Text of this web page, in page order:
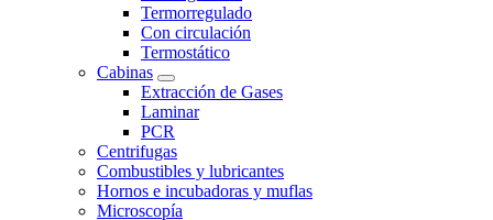
Termorregulado
Con circulación
Termostático
Cabinas
Extracción de Gases
Laminar
PCR
Centrifugas
Combustibles y lubricantes
Hornos e incubadoras y muflas
Microscopía